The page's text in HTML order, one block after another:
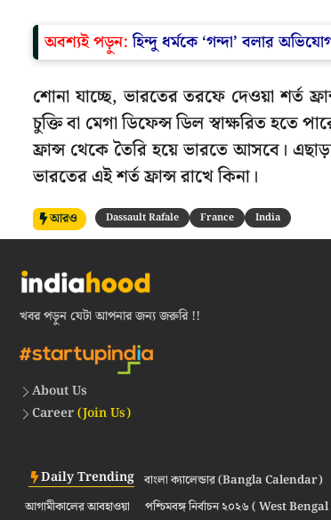
অবশ্যই পড়ুন:হিন্দু ধর্মকে ‘গন্দা’ বলার
শোনা যাচ্ছে, ভারতের তরফে দেওয়া শর্ত
চুক্তি বা মেগা ডিফেন্স ডিল স্বাক্ষরিত হতে
ফ্রান্স থেকে তৈরি হয়ে ভারতে আসবে।
ভারতের এই শর্ত ফ্রান্স রাখে কিনা।
আরও Dassault Rafale France India
খবর পড়ুন যেটা আপনার জন্য জরুরি !!
About Us
Career(Join Us)
Daily Trending বাংলা ক্যালেন্ডার (Bangla Calendar)
আগামীকালের আবহাওয়া
পশ্চিমবঙ্গ নির্বাচন ২০২৬ ( West